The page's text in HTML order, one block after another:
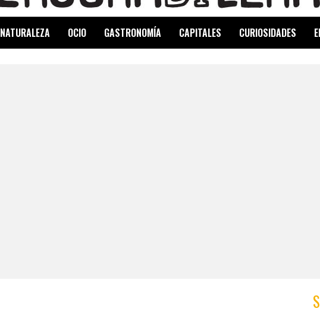
NATURALEZA OCIO GASTRONOMÍA CAPITALES CURIOSIDADES